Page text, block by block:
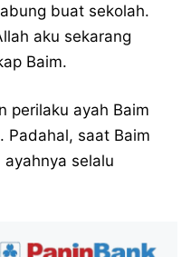
buat sekolah.
aku sekarang
Baim.
perilaku ayah Baim
Padahal, saat Baim
selalu